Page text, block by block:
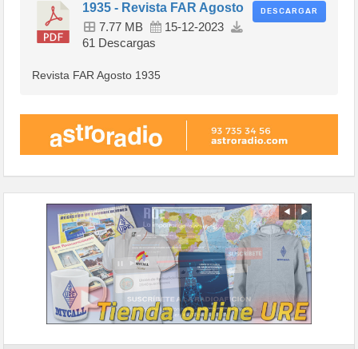
DESCARGAR
1935 - Revista FAR Agosto
7.77 MB
15-12-2023
61 Descargas
Revista FAR Agosto 1935